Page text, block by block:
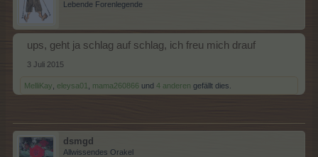
Lebende Forenlegende
ups, geht ja schlag auf schlag, ich freu mich drauf
3 Juli 2015
MelliKay eleysa01 mama260866 und 4 anderen gefällt dies.
dsmgd
Allwissendes Orakel